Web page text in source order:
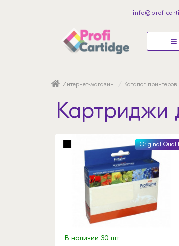
Интернет-магазин Каталог
Картриджи
Original
В наличии 30 шт.